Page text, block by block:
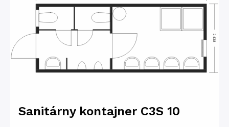
Sanitárny kontajner C3S 10